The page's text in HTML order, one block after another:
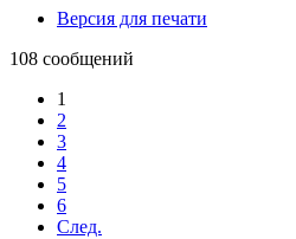
Версия для печати
108 сообщений
1
2
3
4
5
6
След.